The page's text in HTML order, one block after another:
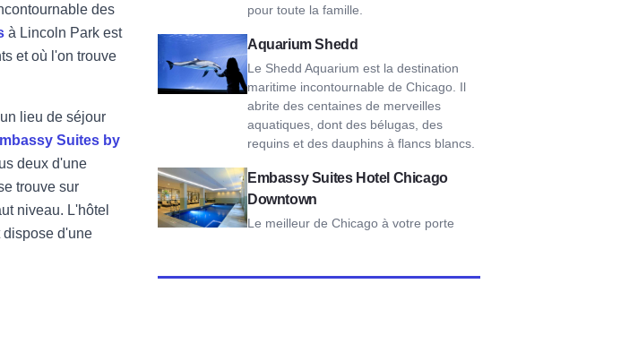
des
à Lincoln Park est
et où l'on trouve
lieu de séjour
Suites by
deux d'une
trouve sur
niveau. L'hôtel
dispose d'une
pour toute la famille.
Aquarium Shedd
Le Shedd Aquarium est la destination
maritime incontournable de Chicago. Il
abrite des centaines de merveilles
aquatiques, dont des bélugas, des
requins et des dauphins à flancs blancs.
Voir Shedd Aquarium
Embassy Suites Hotel Chicago
Downtown
Le meilleur de Chicago à votre porte
Voir Embassy Suites Hotel Chicago Downtown